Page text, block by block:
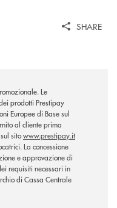
SHARE
Le
prodotti Prestipay
Europee di Base sul
al cliente prima
sitowww.prestipay.it
La concessione
e approvazione di
requisiti necessari in
di Cassa Centrale